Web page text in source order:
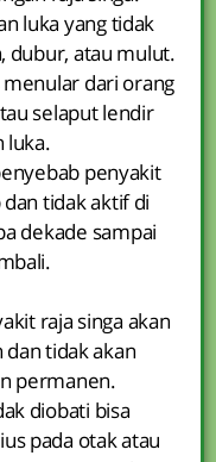
luka yang tidak
dubur, atau mulut.
menular dari orang
selaput lendir
luka.
penyakit
tidak aktif di
dekade sampai
raja singa akan
tidak akan
permanen.
diobati bisa
pada otak atau